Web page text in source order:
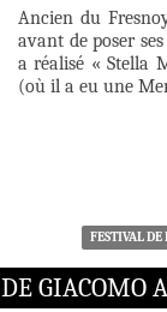
Ancien du
avant de poser
a réalisé « Stella
(où il a eu une
FESTIVAL DE
GIACOMO